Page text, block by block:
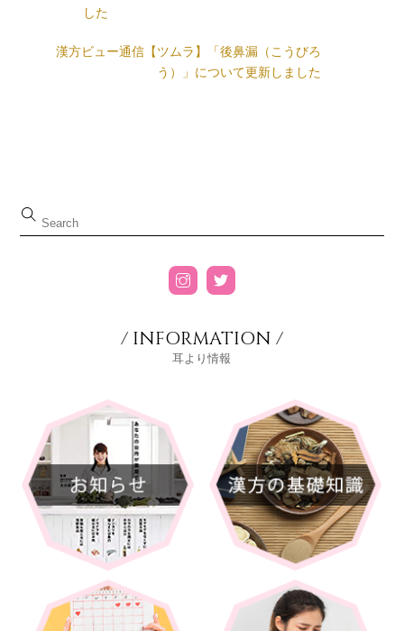
した
漢方ビュー通信【ツムラ】「後鼻漏（こうびろ
う）」について更新しました
/ INFORMATION /
耳より情報